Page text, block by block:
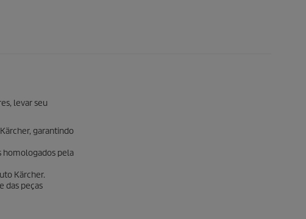
levar seu
garantindo
homologados pela
Kärcher.
das peças